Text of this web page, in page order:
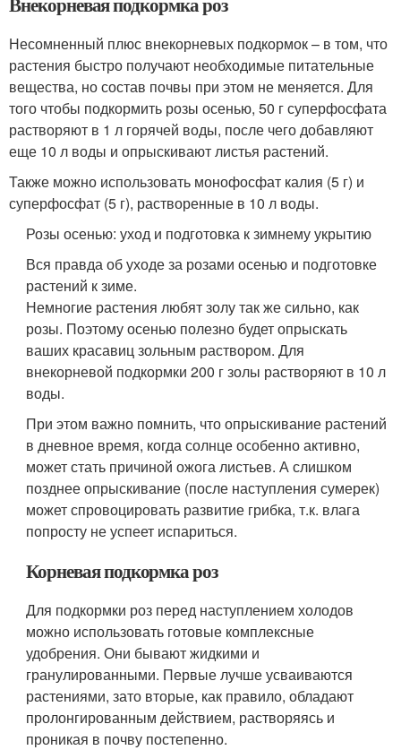
Несомненный плюс внекорневых подкормок – в том, что
растения быстро получают необходимые питательные
вещества, но состав почвы при этом не меняется. Для
того чтобы подкормить розы осенью, 50 г суперфосфата
растворяют в 1 л горячей воды, после чего добавляют
еще 10 л воды и опрыскивают листья растений.
Также можно использовать монофосфат калия (5 г) и
суперфосфат (5 г), растворенные в 10 л воды.
Розы осенью: уход и подготовка к зимнему укрытию
Вся правда об уходе за розами осенью и подготовке
растений к зиме.
Немногие растения любят золу так же сильно, как
розы. Поэтому осенью полезно будет опрыскать
ваших красавиц зольным раствором. Для
внекорневой подкормки 200 г золы растворяют в 10 л
воды.
При этом важно помнить, что опрыскивание растений
в дневное время, когда солнце особенно активно,
может стать причиной ожога листьев. А слишком
позднее опрыскивание (после наступления сумерек)
может спровоцировать развитие грибка, т.к. влага
попросту не успеет испариться.
Корневая подкормка роз
Для подкормки роз перед наступлением холодов
можно использовать готовые комплексные
удобрения. Они бывают жидкими и
гранулированными. Первые лучше усваиваются
растениями, зато вторые, как правило, обладают
пролонгированным действием, растворяясь и
проникая в почву постепенно.